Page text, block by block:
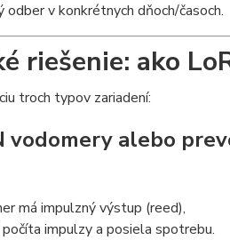
odber v konkrétnych dňoch/časoch.
riešenie: ako
troch typov zariadení:
vodomery alebo
má impulzný výstup (reed),
impulzy a posiela spotrebu.